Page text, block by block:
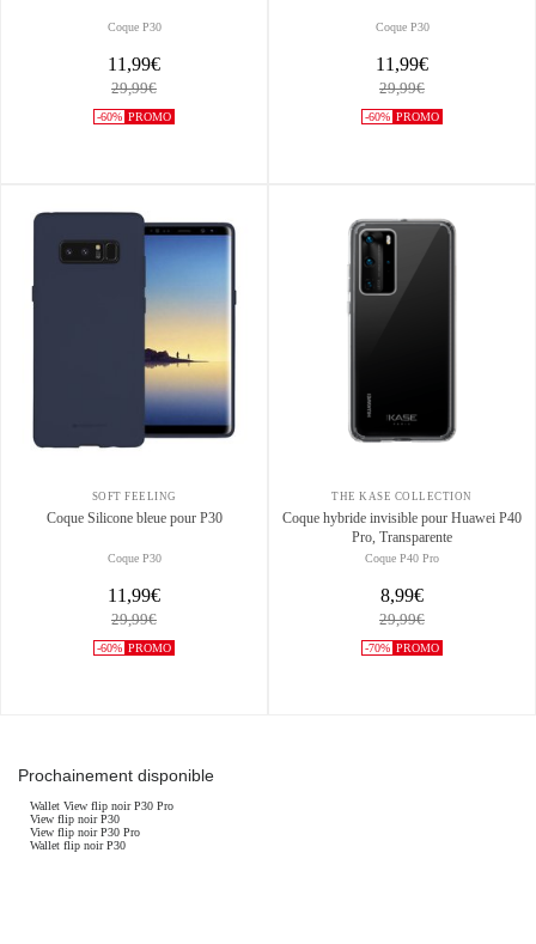
Coque P30
11,99€
29,99€
-60% PROMO
Coque P30
11,99€
29,99€
-60% PROMO
SOFT FEELING
Coque Silicone bleue pour P30
Coque P30
11,99€
29,99€
-60% PROMO
THE KASE COLLECTION
Coque hybride invisible pour Huawei P40
Pro, Transparente
Coque P40 Pro
8,99€
29,99€
-70% PROMO
Prochainement disponible
Wallet View flip noir P30 Pro
View flip noir P30
View flip noir P30 Pro
Wallet flip noir P30